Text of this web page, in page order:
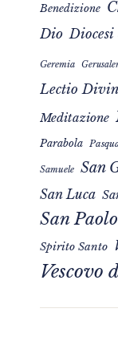
Benedizione
Dio
Geremia
Lectio
Meditazione
Parabola
Samuele San
San Luca
San Paolo
Spirito Santo
Vescovo